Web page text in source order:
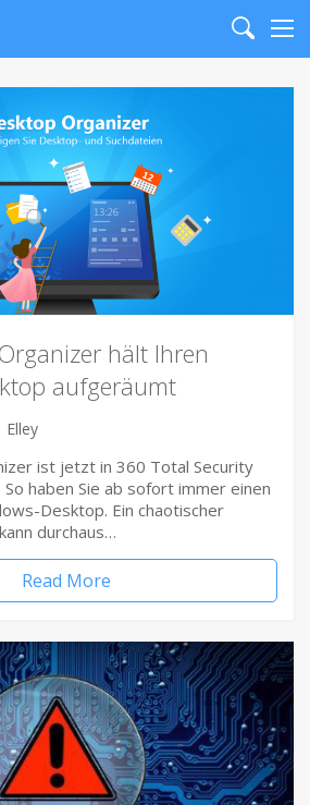
Search
hält Ihren
aufgeräumt
Elley
ist jetzt in 360 Total Security
haben Sie ab sofort immer einen
Desktop. Ein chaotischer
durchaus…
Read More